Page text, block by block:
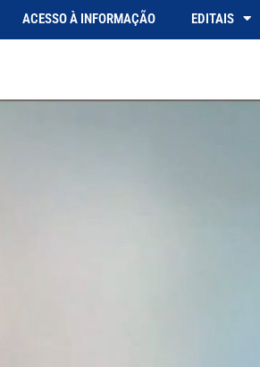
ACESSO À INFORMAÇÃO EDITAIS